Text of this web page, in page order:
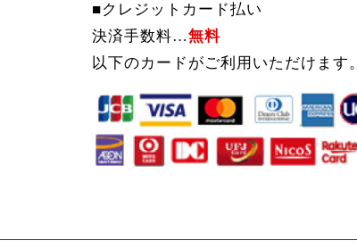
■クレジットカード払い
決済手数料…無料
以下のカードがご利用いただけます。